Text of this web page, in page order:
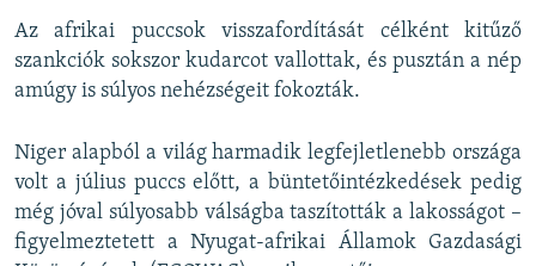
Az afrikai puccsok visszafordítását célként kitűző
szankciók sokszor kudarcot vallottak, és pusztán a nép
amúgy is súlyos nehézségeit fokozták.
Niger alapból a világ harmadik legfejletlenebb országa
volt a július puccs előtt, a büntetőintézkedések pedig
még jóval súlyosabb válságba taszították a lakosságot –
figyelmeztetett a Nyugat-afrikai Államok Gazdasági